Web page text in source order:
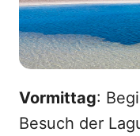
Vormittag:
Besuch der